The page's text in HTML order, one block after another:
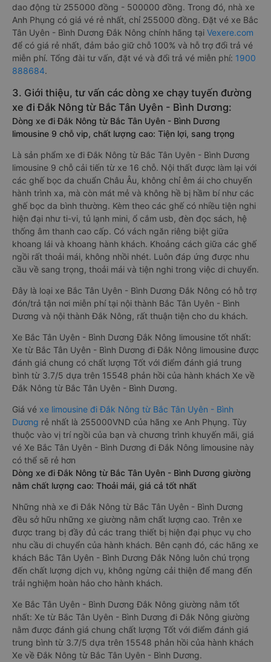
dao động từ 255000 đồng - 500000 đồng. Trong đó, nhà xe
Anh Phụng có giá vé rẻ nhất, chỉ 255000 đồng. Đặt vé xe Bắc
Tân Uyên - Bình Dương Đắk Nông chính hãng tại Vexere.com
để có giá rẻ nhất, đảm bảo giữ chỗ 100% và hỗ trợ đổi trả vé
miễn phí. Tổng đài tư vấn, đặt vé và đổi trả vé miễn phí: 1900
888684.
3. Giới thiệu, tư vấn các dòng xe chạy tuyến đường
xe đi Đắk Nông từ Bắc Tân Uyên - Bình Dương:
Dòng xe đi Đắk Nông từ Bắc Tân Uyên - Bình Dương
limousine 9 chỗ vip, chất lượng cao: Tiện lợi, sang trọng
Là sản phẩm xe đi Đắk Nông từ Bắc Tân Uyên - Bình Dương
limousine 9 chỗ cải tiến từ xe 16 chỗ. Nội thất được làm lại với
các ghế bọc da chuẩn Châu Âu, không chỉ êm ái cho chuyến
hành trình xa, mà còn mát mẻ và không hề bị hầm bí như các
ghế bọc da bình thường. Kèm theo các ghế có nhiều tiện nghi
hiện đại như ti-vi, tủ lạnh mini, ổ cắm usb, đèn đọc sách, hệ
thống âm thanh cao cấp. Có vách ngăn riêng biệt giữa
khoang lái và khoang hành khách. Khoảng cách giữa các ghế
ngồi rất thoải mái, không nhồi nhét. Luôn đáp ứng được nhu
cầu về sang trọng, thoải mái và tiện nghi trong việc di chuyển.
Đây là loại xe Bắc Tân Uyên - Bình Dương Đắk Nông có hỗ trợ
đón/trả tận nơi miễn phí tại nội thành Bắc Tân Uyên - Bình
Dương và nội thành Đắk Nông, rất thuận tiện cho du khách.
Xe Bắc Tân Uyên - Bình Dương Đắk Nông limousine tốt nhất:
Xe từ Bắc Tân Uyên - Bình Dương đi Đắk Nông limousine được
đánh giá chung có chất lượng Tốt với điểm đánh giá trung
bình từ 3.7/5 dựa trên 15548 phản hồi của hành khách Xe về
Đắk Nông từ Bắc Tân Uyên - Bình Dương.
Giá vé xe limousine đi Đắk Nông từ Bắc Tân Uyên - Bình
Dương rẻ nhất là 255000VND của hãng xe Anh Phụng. Tùy
thuộc vào vị trí ngồi của bạn và chương trình khuyến mãi, giá
vé Xe Bắc Tân Uyên - Bình Dương đi Đắk Nông limousine này
có thể sẽ rẻ hơn
Dòng xe đi Đắk Nông từ Bắc Tân Uyên - Bình Dương giường
nằm chất lượng cao: Thoải mái, giá cả tốt nhất
Những nhà xe đi Đắk Nông từ Bắc Tân Uyên - Bình Dương
đều sở hữu những xe giường nằm chất lượng cao. Trên xe
được trang bị đầy đủ các trang thiết bị hiện đại phục vụ cho
nhu cầu di chuyển của hành khách. Bên cạnh đó, các hãng xe
khách Bắc Tân Uyên - Bình Dương Đắk Nông luôn chú trọng
đến chất lượng dịch vụ, không ngừng cải thiện để mang đến
trải nghiệm hoàn hảo cho hành khách.
Xe Bắc Tân Uyên - Bình Dương Đắk Nông giường nằm tốt
nhất: Xe từ Bắc Tân Uyên - Bình Dương đi Đắk Nông giường
nằm được đánh giá chung chất lượng Tốt với điểm đánh giá
trung bình từ 3.7/5 dựa trên 15548 phản hồi của hành khách
Xe về Đắk Nông từ Bắc Tân Uyên - Bình Dương.